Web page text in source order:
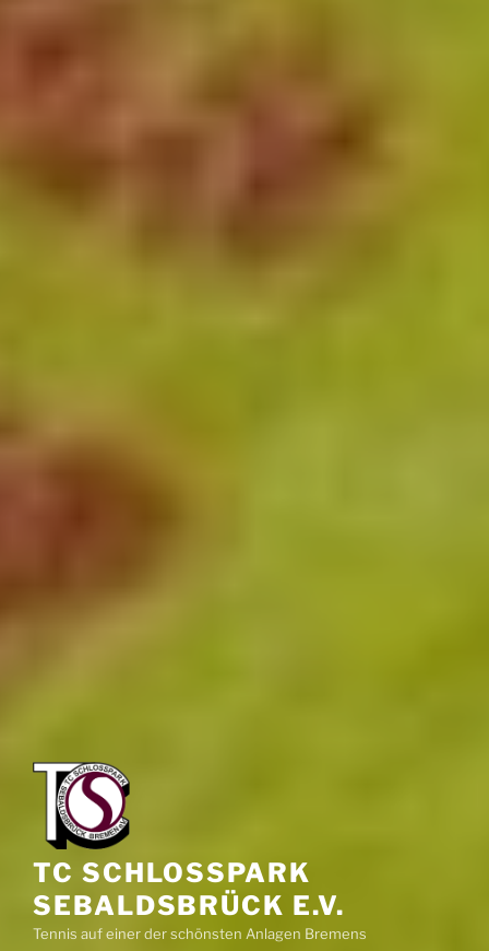
TC SCHLOSSPARK
SEBALDSBRÜCK E.V.
Tennis auf einer der schönsten Anlagen Bremens